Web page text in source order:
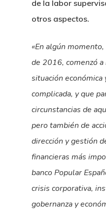
de la labor
otros aspectos.
«En algún
de 2016, comenzó
situación
complicada, y que
circunstancias de
pero también de
dirección y gestión
financieras más
banco Popular
crisis corporativa,
gobernanza y